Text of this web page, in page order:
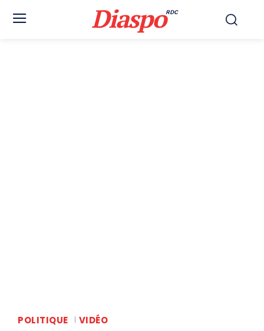
DiaspoRDC
POLITIQUE VIDÉO